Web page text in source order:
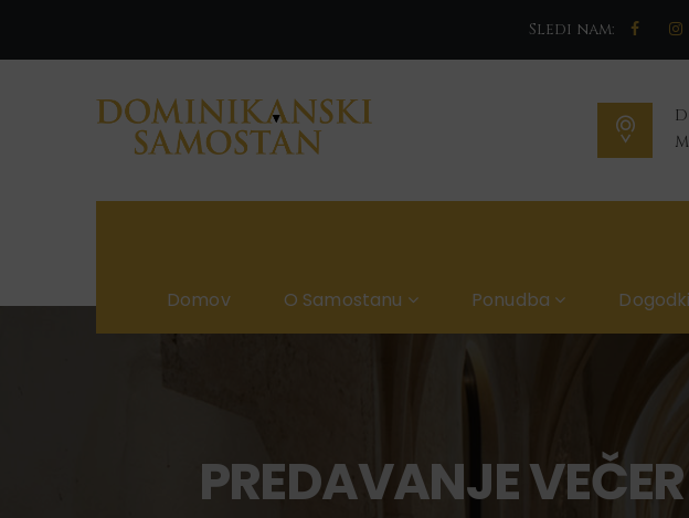
Sledi nam:
Domov O Samostanu Ponudba Dogodki
PREDAVANJE